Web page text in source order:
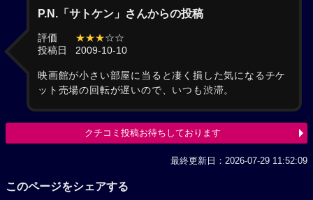
P.N.「サトケン」さんからの投稿
評価 ★★★☆☆
投稿日
2009-10-10
映画館が小さい部屋に当ると凄く損した気になるチケ
ット売場の回転が遅いので、いつも渋滞。
クチコミ投稿お待ちしております
最終更新日：2026-07-29 11:52:09
このページをシェアする